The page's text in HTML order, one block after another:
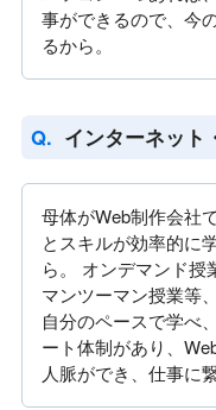
事ができるので、今
るから。
インターネット
母体がWeb制作会社
とスキルが効率的に
ら。 オンデマンド授
マンツーマン授業等
自分のペースで学べ
ート体制があり、
人脈ができ、仕事に